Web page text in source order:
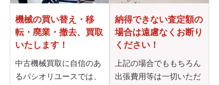
機械の買い替え・移
転・ 廃業・撤去、買取
いたします！
中古機械買取に自信のあ
るパシオリユースでは、
納得できない査定額の
場合は遠慮なくお断り
ください！
上記の場合でももちろん
出張費用等は一切いただ